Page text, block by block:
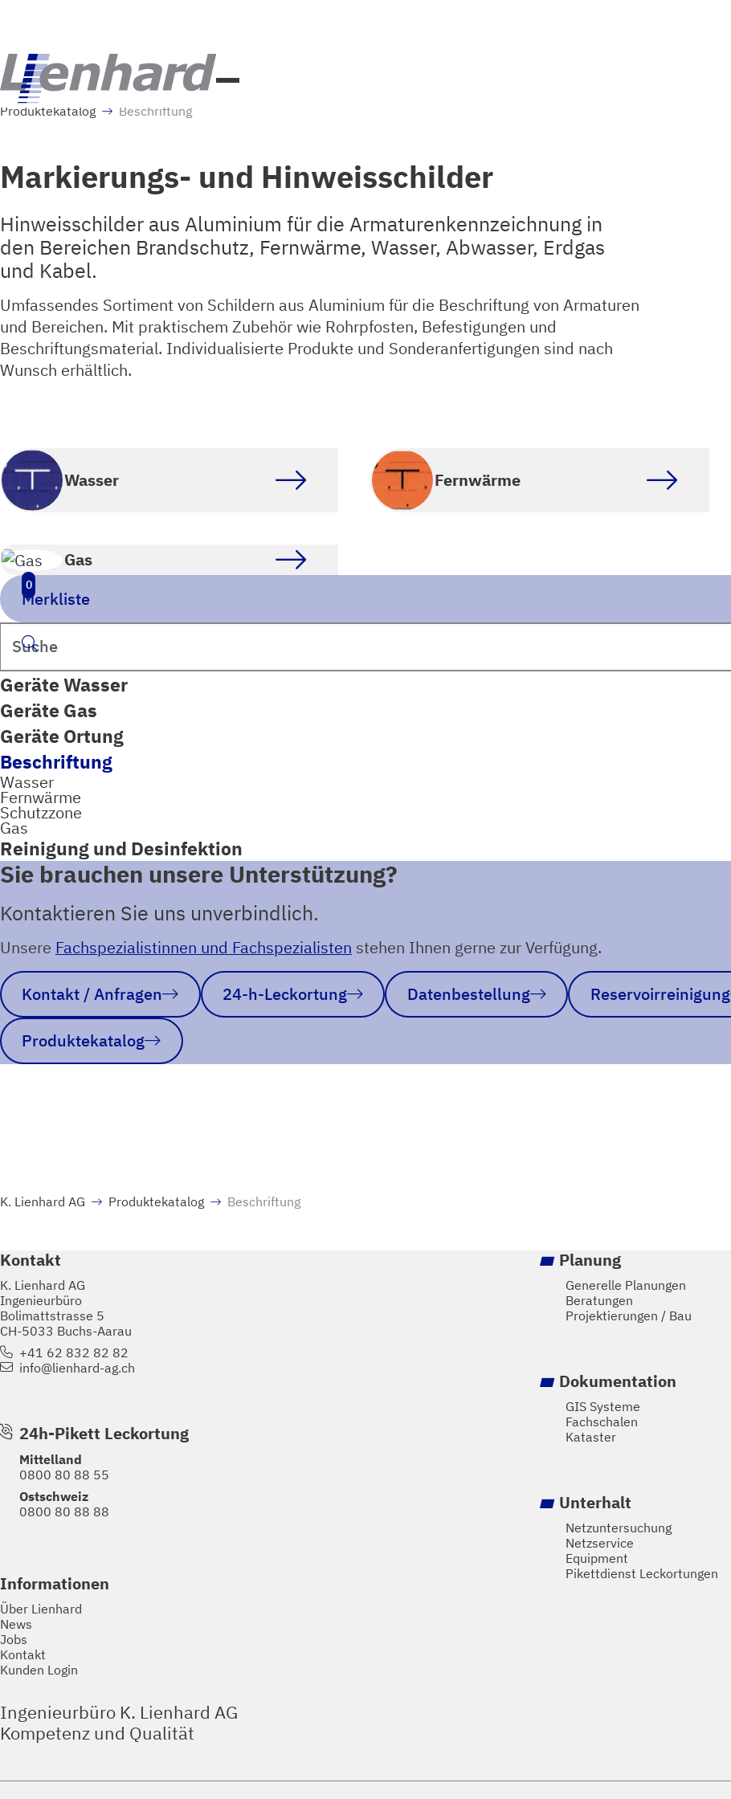
Merkliste
0
Suchen
Geräte Wasser
Geräte Gas
Geräte Ortung
Beschriftung
Wasser
Fernwärme
Schutzzone
Gas
Reinigung und Desinfektion
Produktekatalog Beschriftung
Markierungs- und Hinweisschilder
Hinweisschilder aus Aluminium für die Armaturenkennzeichnung in
den Bereichen Brandschutz, Fernwärme, Wasser, Abwasser, Erdgas
und Kabel.
Umfassendes Sortiment von Schildern aus Aluminium für die Beschriftung von Armaturen
und Bereichen. Mit praktischem Zubehör wie Rohrpfosten, Befestigungen und
Beschriftungsmaterial. Individualisierte Produkte und Sonderanfertigungen sind nach
Wunsch erhältlich.
Wasser Fernwärme
Gas
Sie brauchen unsere Unterstützung?
Kontaktieren Sie uns unverbindlich.
Unsere Fachspezialistinnen und Fachspezialisten stehen Ihnen gerne zur Verfügung.
Kontakt / Anfragen 24-h-Leckortung Datenbestellung Reservoirreinigung
Produktekatalog
K. Lienhard AG Produktekatalog Beschriftung
Kontakt
K. Lienhard AG
Ingenieurbüro
Bolimattstrasse 5
CH-5033 Buchs-Aarau
+41 62 832 82 82
info@lienhard-ag.ch
24h-Pikett Leckortung
Mittelland
0800 80 88 55
Ostschweiz
0800 80 88 88
Informationen
Über Lienhard
News
Jobs
Kontakt
Kunden Login
Ingenieurbüro K. Lienhard AG
Kompetenz und Qualität
Planung
Generelle Planungen
Beratungen
Projektierungen / Bau
Dokumentation
GIS Systeme
Fachschalen
Kataster
Unterhalt
Netzuntersuchung
Netzservice
Equipment
Pikettdienst Leckortungen